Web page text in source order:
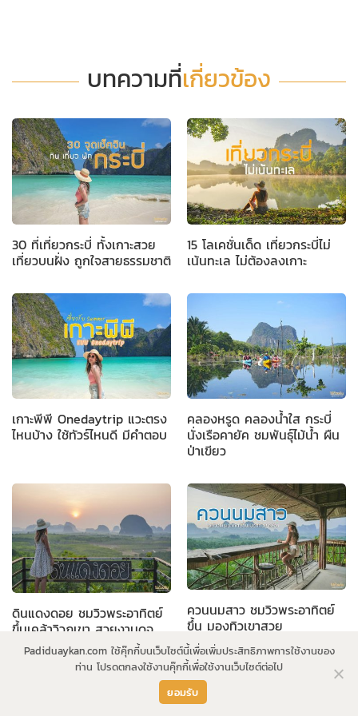
บทความที่เกี่ยวข้อง
30 ที่เที่ยวกระบี่ ทั้งเกาะสวย
เที่ยวบนฝั่ง ถูกใจสายธรรมชาติ
15 โลเคชั่นเด็ด เที่ยวกระบี่ไม่
เน้นทะเล ไม่ต้องลงเกาะ
เกาะพีพี Onedaytrip แวะตรง
ไหนบ้าง ใช้ทัวร์ไหนดี มีคำตอบ
คลองหรูด คลองน้ำใส กระบี่
นั่งเรือคายัค ชมพันธุ์ไม้น้ำ ผืน
ป่าเขียว
ดินแดงดอย ชมวิวพระอาทิตย์
ขึ้นเคล้าวิวภูเขา สวยงามดุจ
ภาพวาด
ควนนมสาว ชมวิวพระอาทิตย์
ขึ้น มองทิวเขาสวย
Padiduaykan.com ใช้คุ๊กกี้บนเว็บไซต์นี้เพื่อเพิ่มประสิทธิภาพการใช้งานของ
ท่าน โปรดตกลงใช้งานคุ๊กกี้เพื่อใช้งานเว็บไซต์ต่อไป
ยอมรับ